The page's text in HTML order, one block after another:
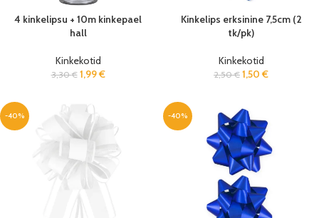
4 kinkelipsu + 10m kinkepael
hall
Kinkekotid
3,30€ 1,99€
Kinkelips erksinine 7,5cm (2
tk/pk)
Kinkekotid
2,50€ 1,50 €
-40% -40%